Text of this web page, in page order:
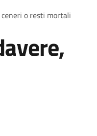
o resti mortali